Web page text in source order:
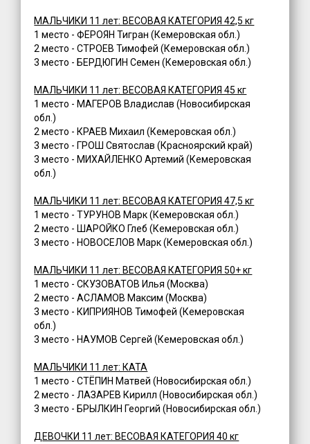
МАЛЬЧИКИ 11 лет: ВЕСОВАЯ КАТЕГОРИЯ 42,5 кг
1 место - ФЕРОЯН Тигран (Кемеровская обл.)
2 место - СТРОЕВ Тимофей (Кемеровская обл.)
3 место - БЕРДЮГИН Семен (Кемеровская обл.)
МАЛЬЧИКИ 11 лет: ВЕСОВАЯ КАТЕГОРИЯ 45 кг
1 место - МАГЕРОВ Владислав (Новосибирская
обл.)
2 место - КРАЕВ Михаил (Кемеровская обл.)
3 место - ГРОШ Святослав (Красноярский край)
3 место - МИХАЙЛЕНКО Артемий (Кемеровская
обл.)
МАЛЬЧИКИ 11 лет: ВЕСОВАЯ КАТЕГОРИЯ 47,5 кг
1 место - ТУРУНОВ Марк (Кемеровская обл.)
2 место - ШАРОЙКО Глеб (Кемеровская обл.)
3 место - НОВОСЕЛОВ Марк (Кемеровская обл.)
МАЛЬЧИКИ 11 лет: ВЕСОВАЯ КАТЕГОРИЯ 50+ кг
1 место - СКУЗОВАТОВ Илья (Москва)
2 место - АСЛАМОВ Максим (Москва)
3 место - КИПРИЯНОВ Тимофей (Кемеровская
обл.)
3 место - НАУМОВ Сергей (Кемеровская обл.)
МАЛЬЧИКИ 11 лет: КАТА
1 место - СТЁПИН Матвей (Новосибирская обл.)
2 место - ЛАЗАРЕВ Кирилл (Новосибирская обл.)
3 место - БРЫЛКИН Георгий (Новосибирская обл.)
ДЕВОЧКИ 11 лет: ВЕСОВАЯ КАТЕГОРИЯ 40 кг